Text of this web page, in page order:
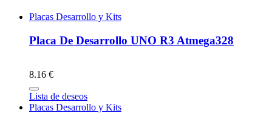
Placas Desarrollo y Kits
Placa De Desarrollo UNO R3 Atmega328
8.16 €
Lista de deseos
Placas Desarrollo y Kits